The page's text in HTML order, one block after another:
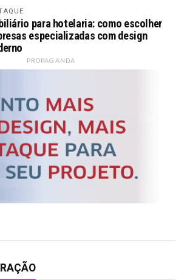
para hotelaria: como escolher
especializadas com design
PROPAGANDA